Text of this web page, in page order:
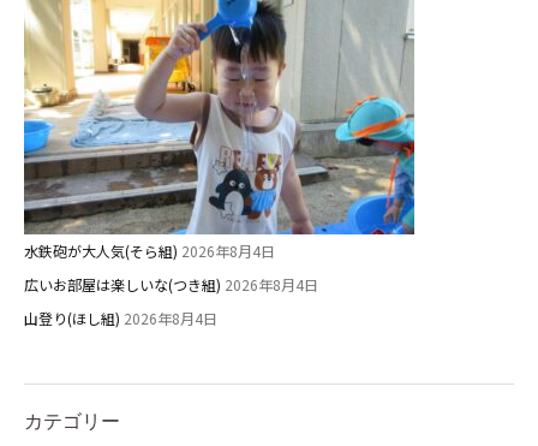
水鉄砲が大人気(そら組) 2026年8月4日
広いお部屋は楽しいな(つき組) 2026年8月4日
山登り(ほし組) 2026年8月4日
カテゴリー